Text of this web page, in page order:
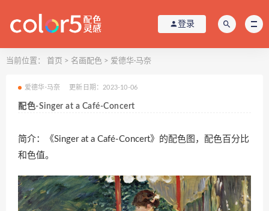
登录
当前位置： 首页 > 名画配色 > 爱德华·马奈
爱德华·马奈 更新日期：2023-10-06
配色-Singer at a Café-Concert
简介：《Singer at a Café-Concert》的配色图，配色百分比
和色值。